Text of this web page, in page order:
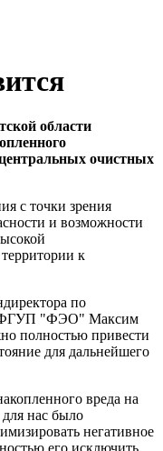
области
очистных
с точки зрения
и возможности
к
по
ФГУП "ФЭО" Максим
полностью привести
для дальнейшего
вреда на
нас было
негативное
его исключить.